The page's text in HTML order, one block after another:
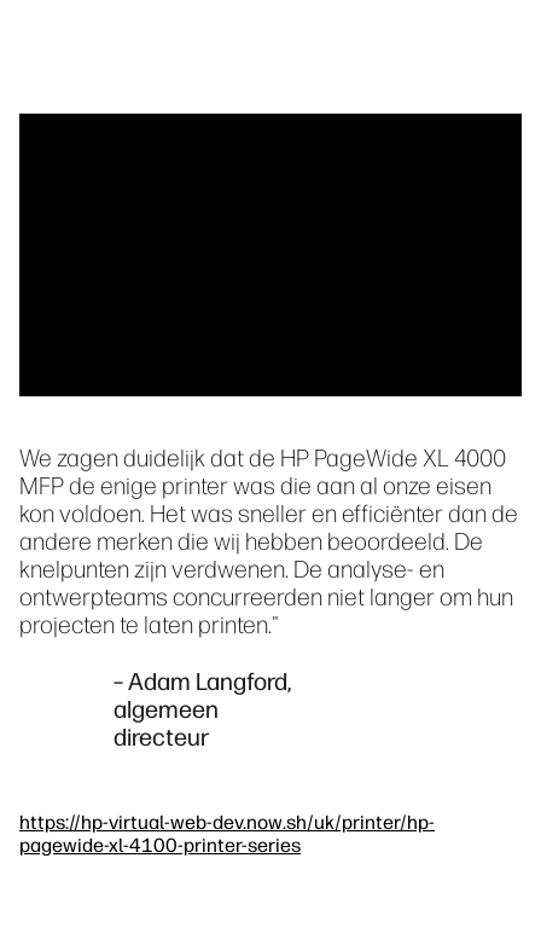
We zagen duidelijk dat de HP PageWide XL 4000
MFP de enige printer was die aan al onze eisen
kon voldoen. Het was sneller en efficiënter dan de
andere merken die wij hebben beoordeeld. De
knelpunten zijn verdwenen. De analyse- en
ontwerpteams concurreerden niet langer om hun
projecten te laten printen."
– Adam Langford,
algemeen
directeur
https://hp-virtual-web-dev.now.sh/uk/printer/hp-
pagewide-xl-4100-printer-series